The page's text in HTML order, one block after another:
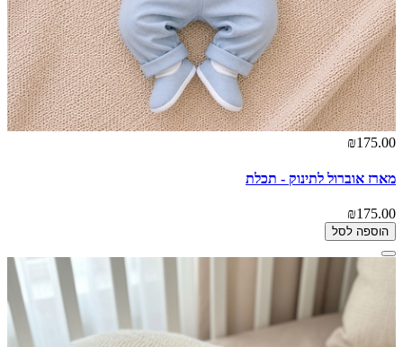
₪175.00
מארז אוברול לתינוק - תכלת
₪175.00
הוספה לסל